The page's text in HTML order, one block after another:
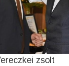
zsolt